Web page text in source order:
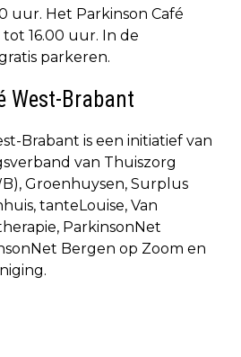
uur. Het Parkinson Café
16.00 uur. In de
parkeren.
West-Brabant
Brabant is een initiatief van
van Thuiszorg
Groenhuysen, Surplus
tanteLouise, Van
ParkinsonNet
Bergen op Zoom en